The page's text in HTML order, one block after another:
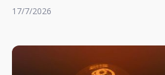
17/7/2026